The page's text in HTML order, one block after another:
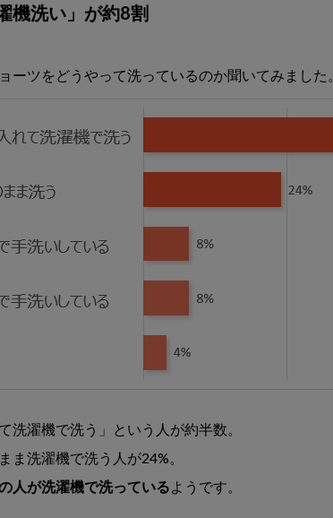
機洗い」が約8割
ーツをどうやって洗っているのか聞いてみました。
洗濯機で洗う」という人が約半数。
ま洗濯機で洗う人が24%。
人が洗濯機で洗っている ようです。